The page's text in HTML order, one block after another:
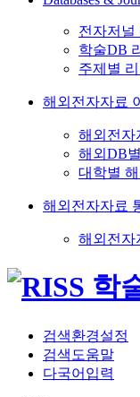
전자저널
학술DB
주제별
해외전자자료
해외전자
해외DB
대학별
해외전자자료
해외전자
검색환경설정
검색도움말
다국어입력